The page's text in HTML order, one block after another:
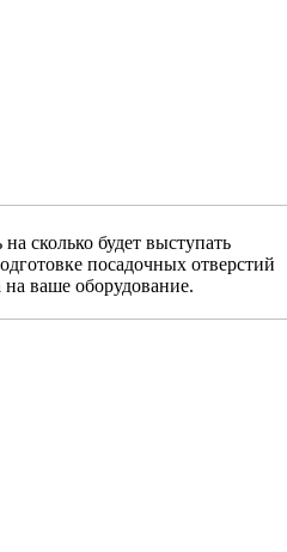
сколько будет выступать
посадочных отверстий
ваше оборудование.